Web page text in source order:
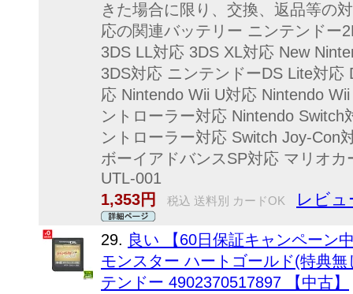
きた場合に限り、交換、返品等の
応の関連バッテリー ニンテンドー
3DS LL対応 3DS XL対応 New
3DS対応 ニンテンドーDS Lite対応
応 Nintendo Wii U対応 Nintendo
ントローラー対応 Nintendo
ントローラー対応 Switch Joy-Con
ボーイアドバンスSP対応 マリオカ
UTL-001
1,353円
税込 送料別 カードOK レビュ
29. 良い 【60日保証キャンペーン
モンスター ハートゴールド(特典
テンドー 4902370517897 【中古】